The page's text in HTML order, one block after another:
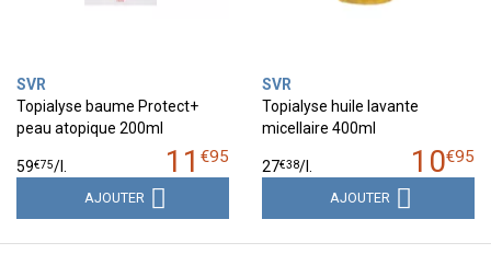
SVR
Topialyse baume Protect+
peau atopique 200ml
11 €95
59€75/
AJOUTER
SVR
Topialyse huile lavante
micellaire 400ml
10€95
27€38/
AJOUTER